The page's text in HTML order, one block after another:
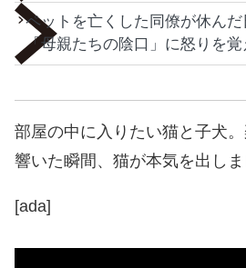
ペットを亡くした同僚が休ん
「母親たちの陰口」に怒りを覚
部屋の中に入りたい猫と子犬
響いた瞬間、猫が本気を出しま
[ada]